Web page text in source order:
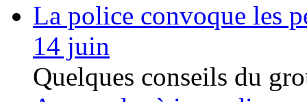
La police convoque les
14 juin
Quelques conseils du